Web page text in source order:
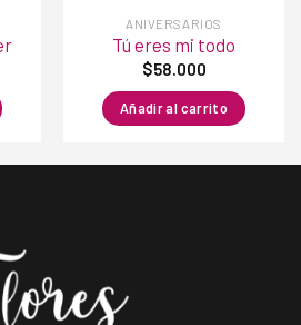
ANIVERSARIOS
Tú eres mi todo
$58.000
Añadir al carrito